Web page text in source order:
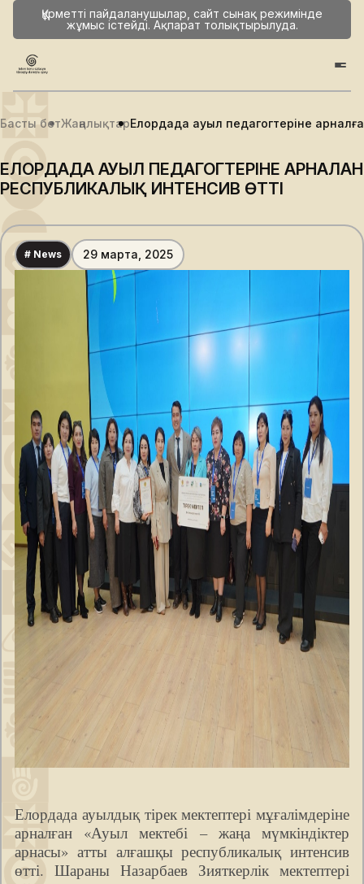
Құрметті пайдаланушылар, сайт сынақ режимінде
жұмыс істейді. Ақпарат толықтырылуда.
Басты бетЖаңалықтарЕлордада ауыл педагогтеріне
ЕЛОРДАДА АУЫЛ ПЕДАГОГТЕРІНЕ АРНАЛҒАН
РЕСПУБЛИКАЛЫҚ ИНТЕНСИВ ӨТТІ
# News 29 марта, 2025
Елордада ауылдық тірек мектептері мұғалімдеріне
арналған «Ауыл мектебі – жаңа мүмкіндіктер
арнасы» атты алғашқы республикалық интенсив
өтті. Шараны Назарбаев Зияткерлік мектептері